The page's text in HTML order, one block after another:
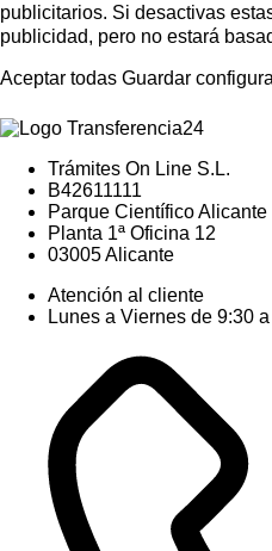
publicitarios. Si desactivas
publicidad, pero no estará
Aceptar todas Guardar
Trámites On Line S.L.
B42611111
Parque Científico Alicante
Planta 1ª Oficina 12
03005 Alicante
Atención al cliente
Lunes a Viernes de 9:30